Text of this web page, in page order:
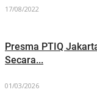
17/08/2022
Presma PTIQ
Secara...
01/03/2026